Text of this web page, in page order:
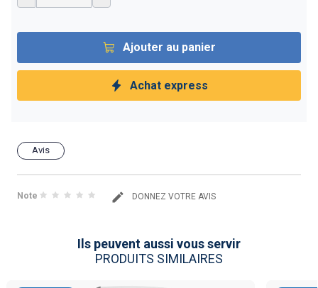
Ajouter au panier
Achat express
Avis
Note DONNEZ VOTRE AVIS
Ils peuvent aussi vous servir
PRODUITS SIMILAIRES